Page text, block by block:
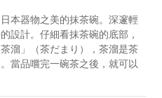
本器物之美的抹茶碗。深邃輕
設計。仔細看抹茶碗的底部，
溜」（茶だまり），茶溜是茶
當品嚐完一碗茶之後，就可以